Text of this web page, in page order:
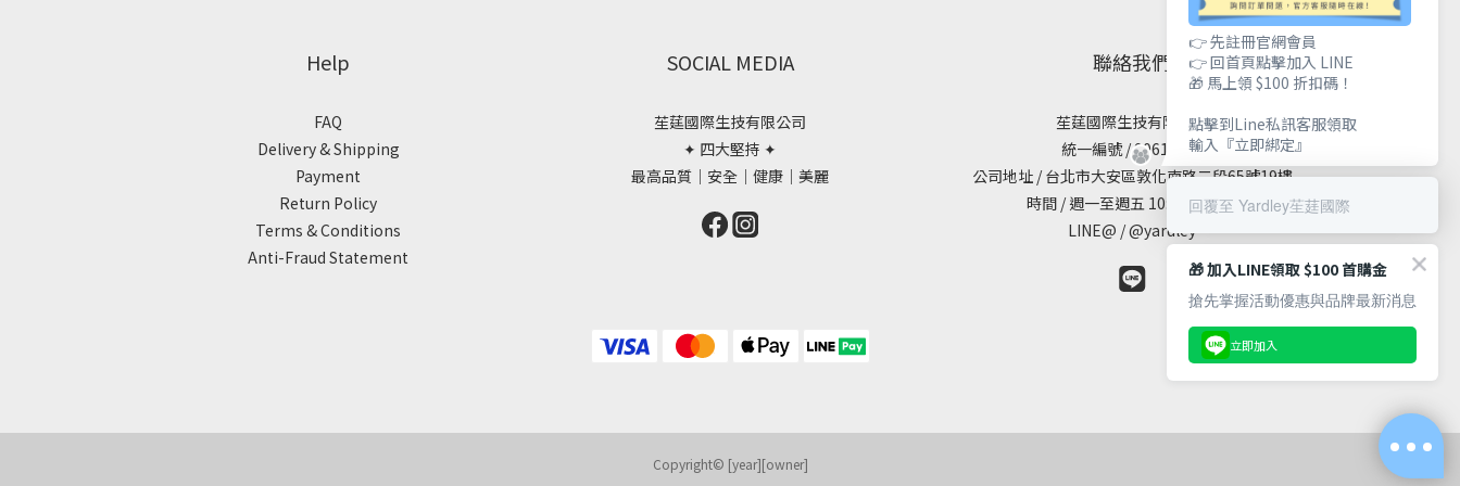
Help
FAQ
Delivery & Shipping
Payment
Return Policy
Terms & Conditions
Anti-Fraud Statement
SOCIAL MEDIA
苼莛國際生技有限公司
✦ 四大堅持 ✦
最高品質｜安全｜健康｜美麗
聯絡我們
苼莛國際生技有限公司
統一編號 / 90615838
公司地址 / 台北市大安區敦化南路二段65號19樓
時間 / 週一至週五 10:00 - 18:00
LINE@ / @yardley
Copyright© [year][owner]
👉 先註冊官網會員
👉 回首頁點擊加入 LINE
🎁 馬上領 $100 折扣碼！
點擊到Line私訊客服領取
輸入『立即綁定』
回覆至 Yardley苼莛國際
🎁 加入LINE領取 $100 首購金
搶先掌握活動優惠與品牌最新消息
立即加入